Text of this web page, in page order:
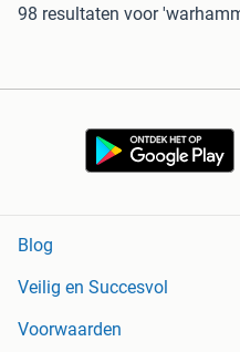
98 resultaten voor
Blog
Veilig en Succesvol
Voorwaarden